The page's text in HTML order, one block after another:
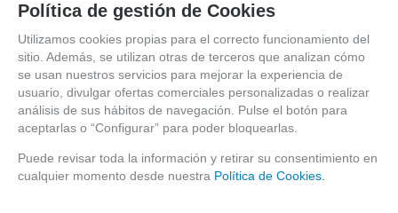
Accesorios Saxo Tenor
Abrazaderas
Anillo Fonico Saxo Tenor
Atriles Marcha
Boquillas
Boquilleros
Cañas
Política de gestión de Cookies
Utilizamos cookies propias para el correcto funcionamiento del
sitio. Además, se utilizan otras de terceros que analizan cómo
se usan nuestros servicios para mejorar la experiencia de
usuario, divulgar ofertas comerciales personalizadas o realizar
análisis de sus hábitos de navegación. Pulse el botón para
aceptarlas o “Configurar” para poder bloquearlas.
Puede revisar toda la información y retirar su consentimiento en
cualquier momento desde nuestra Política de Cookies.